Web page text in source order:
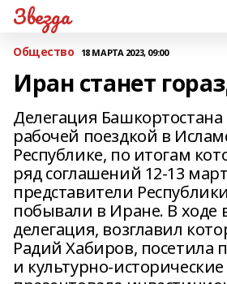
Звезда
Общество 18 МАРТА 2023, 09:00
Иран станет
Делегация
рабочей поездкой в
Республике, по итогам
ряд соглашений 12-13
представители
побывали в Иране. В ходе
делегация, возглавил
Радий Хабиров,
и культурно-